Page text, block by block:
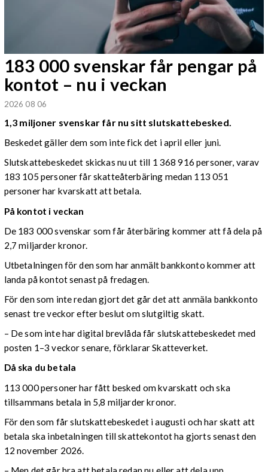
183 000 svenskar får pengar på
kontot – nu i veckan
2026 08 06
1,3 miljoner svenskar får nu sitt slutskattebesked.
Beskedet gäller dem som inte fick det i april eller juni.
Slutskattebeskedet skickas nu ut till 1 368 916 personer, varav
183 105 personer får skatteåterbäring medan 113 051
personer har kvarskatt att betala.
På kontot i veckan
De 183 000 svenskar som får återbäring kommer att få dela på
2,7 miljarder kronor.
Utbetalningen för den som har anmält bankkonto kommer att
landa på kontot senast på fredagen.
För den som inte redan gjort det går det att anmäla bankkonto
senast tre veckor efter beslut om slutgiltig skatt.
– De som inte har digital brevlåda får slutskattebeskedet med
posten 1–3 veckor senare, förklarar Skatteverket.
Då ska du betala
113 000 personer har fått besked om kvarskatt och ska
tillsammans betala in 5,8 miljarder kronor.
För den som får slutskattebeskedet i augusti och har skatt att
betala ska inbetalningen till skattekontot ha gjorts senast den
12 november 2026.